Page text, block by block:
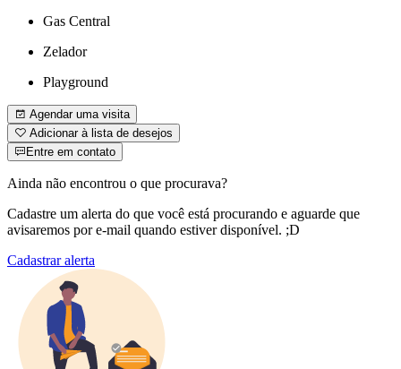
Gas Central
Zelador
Playground
Agendar uma visita
Adicionar à lista de desejos
Entre em contato
Ainda não encontrou o que procurava?
Cadastre um alerta do que você está procurando e aguarde que
avisaremos por e-mail quando estiver disponível. ;D
Cadastrar alerta